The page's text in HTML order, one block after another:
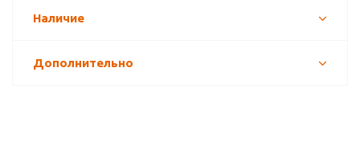
Наличие
Дополнительно